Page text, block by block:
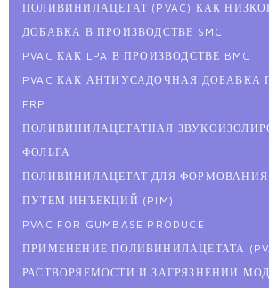
ПОЛИВИНИЛАЦЕТАТ (PVAC) КАК
ДОБАВКА В ПРОИЗВОДСТВЕ SMC
PVAC КАК LPA В ПРОИЗВОДСТВЕ BMC
PVAC КАК АНТИУСАДОЧНАЯ ДОБАВКА
FRP
ПОЛИВИНИЛАЦЕТАТНАЯ
ФОЛЬГА
ПОЛИВИНИЛАЦЕТАТ ДЛЯ
ПУТЕМ ИНЪЕКЦИЙ (PIM)
PVAC FOR GUMBASE PRODUCE
ПРИМЕНЕНИЕ ПОЛИВИНИЛАЦЕТАТА
РАСТВОРЯЕМОСТИ И ЗАГРЯЗНЕНИИ